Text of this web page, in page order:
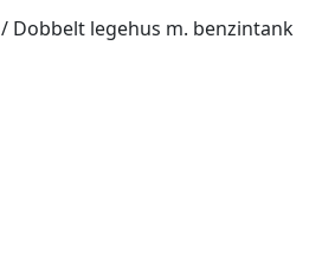
/ Dobbelt legehus m. benzintank